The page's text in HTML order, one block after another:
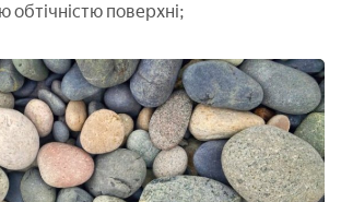
обтічністю поверхні;